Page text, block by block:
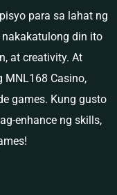
para sa lahat ng
din ito
at creativity. At
MNL168 Casino,
games. Kung gusto
enhance ng skills,